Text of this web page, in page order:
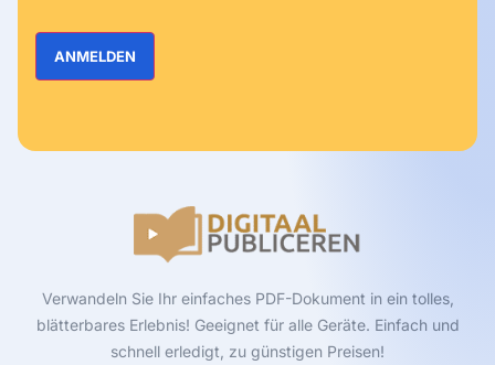
Verwandeln Sie Ihr einfaches PDF-Dokument in ein tolles,
blätterbares Erlebnis! Geeignet für alle Geräte. Einfach und
schnell erledigt, zu günstigen Preisen!